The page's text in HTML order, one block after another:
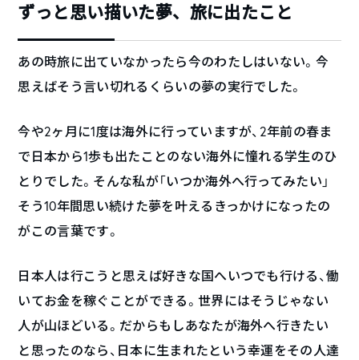
ずっと思い描いた夢、旅に出たこと
あの時旅に出ていなかったら今のわたしはいない。今
思えばそう言い切れるくらいの夢の実行でした。
今や2ヶ月に1度は海外に行っていますが、2年前の春ま
で日本から1歩も出たことのない海外に憧れる学生のひ
とりでした。そんな私が「いつか海外へ行ってみたい」
そう10年間思い続けた夢を叶えるきっかけになったの
がこの言葉です。
日本人は行こうと思えば好きな国へいつでも行ける、働
いてお金を稼ぐことができる。世界にはそうじゃない
人が山ほどいる。だからもしあなたが海外へ行きたい
と思ったのなら、日本に生まれたという幸運をその人達